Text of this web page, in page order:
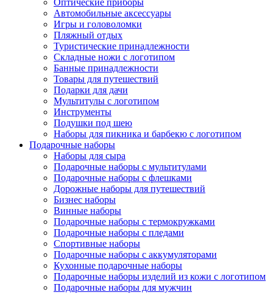
Автомобильные аксессуары
Игры и головоломки
Пляжный отдых
Туристические принадлежности
Складные ножи с логотипом
Банные принадлежности
Товары для путешествий
Подарки для дачи
Мультитулы с логотипом
Инструменты
Подушки под шею
Наборы для пикника и барбекю с логотипом
Подарочные наборы
Наборы для сыра
Подарочные наборы с мультитулами
Подарочные наборы с флешками
Дорожные наборы для путешествий
Бизнес наборы
Винные наборы
Подарочные наборы с термокружками
Подарочные наборы с пледами
Спортивные наборы
Подарочные наборы с аккумуляторами
Кухонные подарочные наборы
Подарочные наборы изделий из кожи с логотипом
Подарочные наборы для мужчин